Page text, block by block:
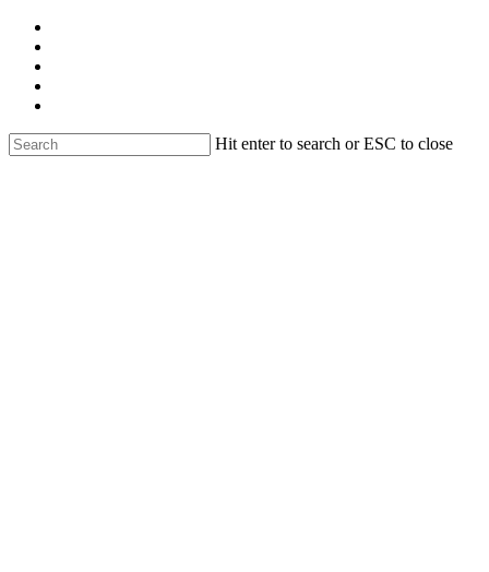
Skip
main
content
Hit enter to search or ESC to close